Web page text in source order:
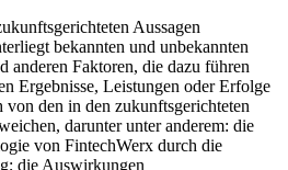
Aussagen
bekannten und unbekannten
anderen Faktoren, die dazu führen
Ergebnisse, Leistungen oder Erfolge
den in den zukunftsgerichteten
darunter unter anderem: die
von FintechWerx durch die
die Auswirkungen